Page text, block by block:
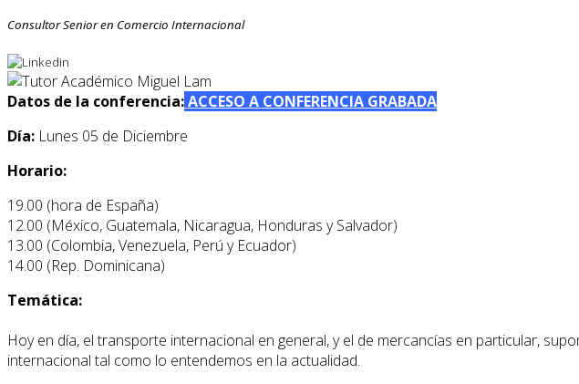
Consultor Senior en Comercio Internacional
Datos de la conferencia:ACCESO A CONFERENCIA GRABADA
Día: Lunes 05 de Diciembre
Horario:
19.00 (hora de España)
12.00 (México, Guatemala, Nicaragua, Honduras y Salvador)
13.00 (Colombia, Venezuela, Perú y Ecuador)
14.00 (Rep. Dominicana)
Temática:
Hoy en día, el transporte internacional en general, y el de mercancías en particular,
internacional tal como lo entendemos en la actualidad.